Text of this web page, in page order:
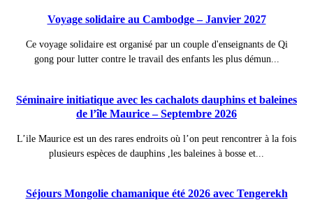
Voyage solidaire au Cambodge – Janvier 2027
Ce voyage solidaire est organisé par un couple d'enseignants de Qi
gong pour lutter contre le travail des enfants les plus démun...
Séminaire initiatique avec les cachalots dauphins et baleines
de l’île Maurice – Septembre 2026
L’ile Maurice est un des rares endroits où l’on peut rencontrer à la fois
plusieurs espèces de dauphins ,les baleines à bosse et...
Séjours Mongolie chamanique été 2026 avec Tengerekh